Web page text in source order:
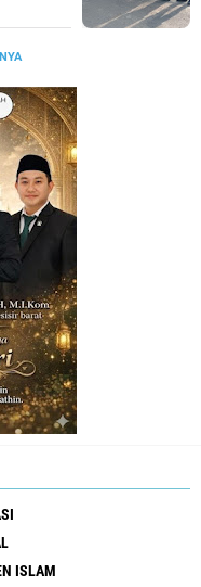
ISLAM